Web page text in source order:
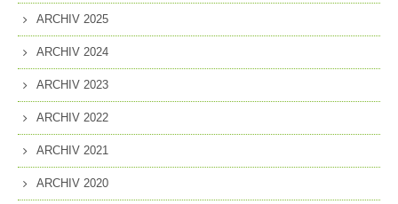
ARCHIV 2025
ARCHIV 2024
ARCHIV 2023
ARCHIV 2022
ARCHIV 2021
ARCHIV 2020